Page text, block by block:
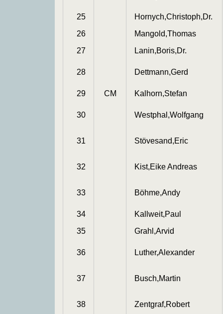
25
Hornych,Christoph,Dr.
26
Mangold,Thomas
27
Lanin,Boris,Dr.
28 Dettmann,Gerd
29 CM Kalhorn,Stefan
30 Westphal,Wolfgang
31 Stövesand,Eric
32 Kist,Eike Andreas
33 Böhme,Andy
34
Kallweit,Paul
35
Grahl,Arvid
36 Luther,Alexander
37 Busch,Martin
38 Zentgraf,Robert